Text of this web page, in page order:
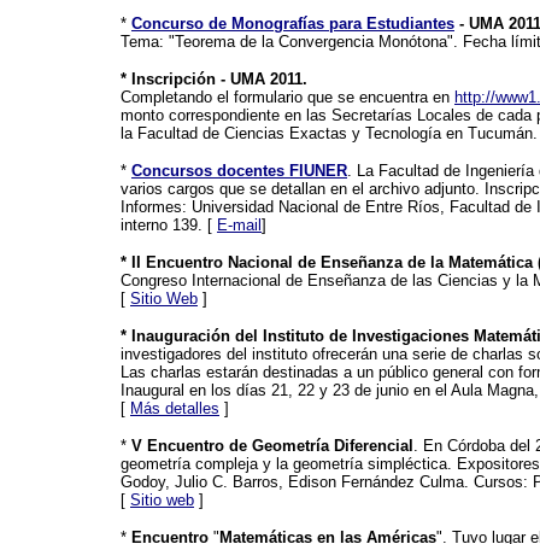
* Concurso de Monografías para Estudiantes - UMA 2011
Tema: "Teorema de la Convergencia Monótona". Fecha
* Inscripción - UMA 2011.
Completando el formulario que se encuentra en http://
monto correspondiente en las Secretarías Locales de
la Facultad de Ciencias Exactas y Tecnología en
* Concursos docentes FIUNER. La Facultad de
varios cargos que se detallan en el archivo adjunto.
Informes: Universidad Nacional de Entre Ríos, Facultad
interno 139. [ E-mail ]
* II Encuentro Nacional de Enseñanza de la Matemática
Congreso Internacional de Enseñanza de las Ciencias y
[ Sitio Web ]
* Inauguración del Instituto de Investigaciones
investigadores del instituto ofrecerán una serie de charlas
Las charlas estarán destinadas a un público general con
Inaugural en los días 21, 22 y 23 de junio en el Aula
[ Más detalles ]
* V Encuentro de Geometría Diferencial . En Córdoba del
geometría compleja y la geometría simpléctica.
Godoy, Julio C. Barros, Edison Fernández Culma. Cursos:
[ Sitio web ]
* Encuentro " Matemáticas en las Américas". Tuvo lugar